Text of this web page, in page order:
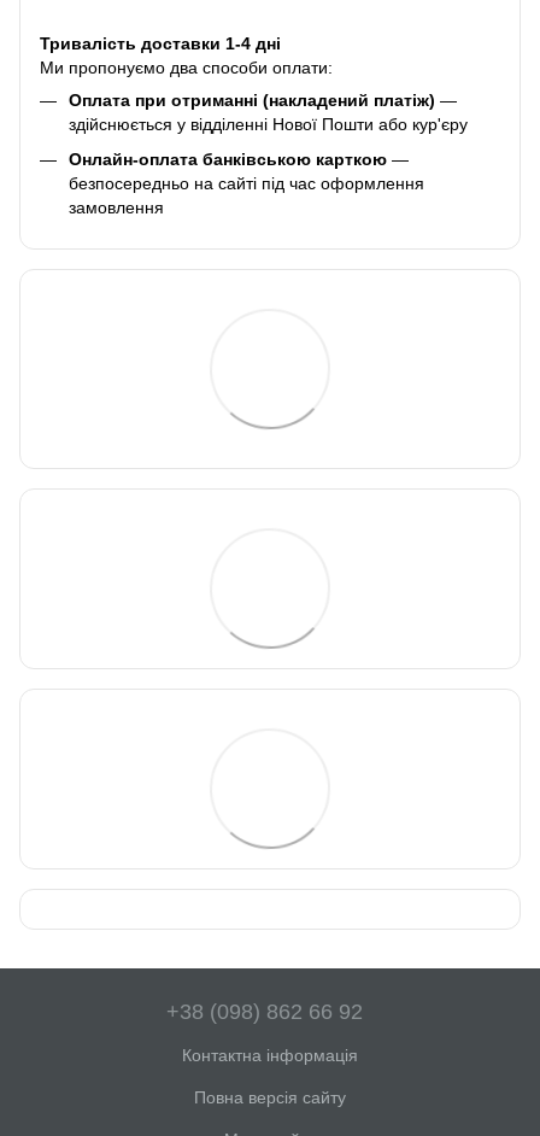
Тривалість доставки 1-4 дні
Ми пропонуємо два способи оплати:
Оплата при отриманні (накладений платіж) —
здійснюється у відділенні Нової Пошти або кур'єру
Онлайн-оплата банківською карткою —
безпосередньо на сайті під час оформлення
замовлення
+38 (098) 862 66 92
Контактна інформація
Повна версія сайту